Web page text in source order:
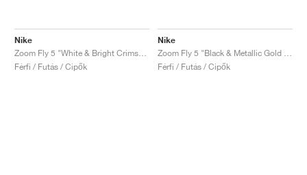
Nike
Férfi / Futás / Cipők
Nike
Férfi / Futás / Cipők